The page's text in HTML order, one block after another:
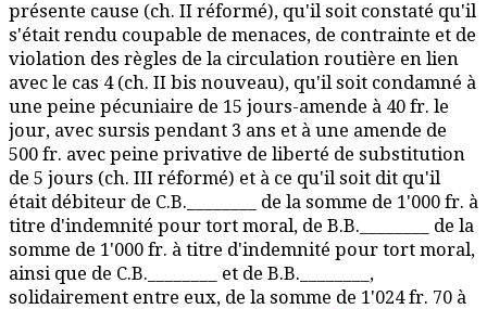
présente cause (ch. II réformé), qu'il soit constaté qu'il
s'était rendu coupable de menaces, de contrainte et de
violation des règles de la circulation routière en lien
avec le cas 4 (ch. II bis nouveau), qu'il soit condamné à
une peine pécuniaire de 15 jours-amende à 40 fr. le
jour, avec sursis pendant 3 ans et à une amende de
500 fr. avec peine privative de liberté de substitution
de 5 jours (ch. III réformé) et à ce qu'il soit dit qu'il
était débiteur de C.B.________ de la somme de 1'000 fr. à
titre d'indemnité pour tort moral, de B.B.________ de la
somme de 1'000 fr. à titre d'indemnité pour tort moral,
ainsi que de C.B.________ et de B.B.________,
solidairement entre eux, de la somme de 1'024 fr. 70 à